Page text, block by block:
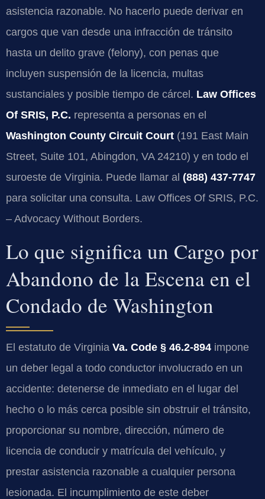
asistencia razonable. No hacerlo puede derivar en
cargos que van desde una infracción de tránsito
hasta un delito grave (felony), con penas que
incluyen suspensión de la licencia, multas
sustanciales y posible tiempo de cárcel. Law Offices
Of SRIS, P.C. representa a personas en el
Washington County Circuit Court (191 East Main
Street, Suite 101, Abingdon, VA 24210) y en todo el
suroeste de Virginia. Puede llamar al (888) 437-7747
para solicitar una consulta. Law Offices Of SRIS, P.C.
– Advocacy Without Borders.
Lo que significa un Cargo por
Abandono de la Escena en el
Condado de Washington
El estatuto de Virginia Va. Code § 46.2-894 impone
un deber legal a todo conductor involucrado en un
accidente: detenerse de inmediato en el lugar del
hecho o lo más cerca posible sin obstruir el tránsito,
proporcionar su nombre, dirección, número de
licencia de conducir y matrícula del vehículo, y
prestar asistencia razonable a cualquier persona
lesionada. El incumplimiento de este deber